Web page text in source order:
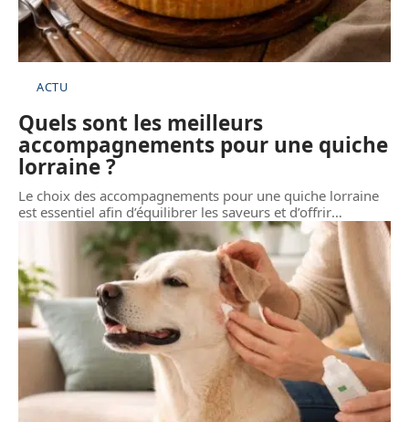
ACTU
Quels sont les meilleurs
accompagnements pour une quiche
lorraine ?
Le choix des accompagnements pour une quiche lorraine
est essentiel afin d’équilibrer les saveurs et d’offrir…